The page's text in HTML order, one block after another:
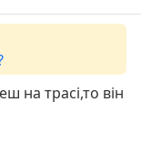
на трасі,то він